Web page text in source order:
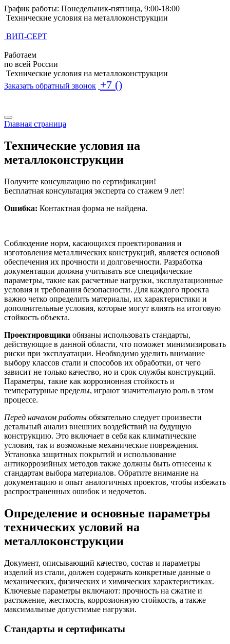
График работы: Понедельник-пятница, 9:00-18:00
Технические условия на металлоконструкции
ВИП-СЕРТ
Работаем
по всей России
Технические условия на металлоконструкции
Заказать обратный звонок +7 ()
Главная страница
Технические условия на
металлоконструкции
Получите консультацию по сертификации!
Бесплатная консультация эксперта со стажем 9 лет!
Ошибка: Контактная форма не найдена.
Соблюдение норм, касающихся проектирования и
изготовления металлических конструкций, является основой
обеспечения их прочности и долговечности. Разработка
документации должна учитывать все специфические
параметры, такие как расчетные нагрузки, эксплуатационные
условия и требования безопасности. Для каждого проекта
важно четко определить материалы, их характеристики и
дополнительные условия, которые могут влиять на итоговую
стойкость объекта.
Проектировщики обязаны использовать стандарты,
действующие в данной области, что поможет минимизировать
риски при эксплуатации. Необходимо уделить внимание
выбору классов стали и способов их обработки, от чего
зависит не только качество, но и срок службы конструкций.
Параметры, такие как коррозионная стойкость и
температурные пределы, играют значительную роль в этом
процессе.
Перед началом работы обязательно следует произвести
детальный анализ внешних воздействий на будущую
конструкцию. Это включает в себя как климатические
условия, так и возможные механические повреждения.
Установка защитных покрытий и использование
антикоррозийных методов также должны быть отнесены к
стандартам выбора материалов. Обратите внимание на
документацию и опыт аналогичных проектов, чтобы избежать
распространенных ошибок и недочетов.
Определение и основные параметры
технических условий на
металлоконструкции
Документ, описывающий качество, состав и параметры
изделий из стали, должен содержать конкретные данные о
механических, физических и химических характеристиках.
Ключевые параметры включают: прочность на сжатие и
растяжение, жесткость, коррозионную стойкость, а также
максимальные допустимые нагрузки.
Стандарты и сертификаты